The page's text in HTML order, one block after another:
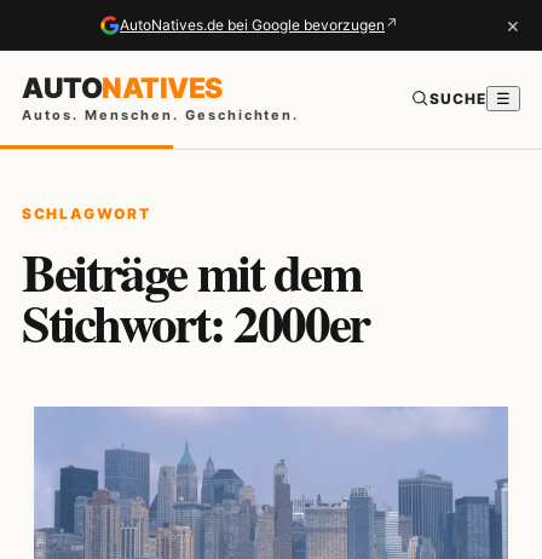
AutoNatives.de bei Google bevorzugen ↗ ×
AUTONATIVES
Autos. Menschen. Geschichten.
SUCHE ☰
SCHLAGWORT
Beiträge mit dem
Stichwort: 2000er